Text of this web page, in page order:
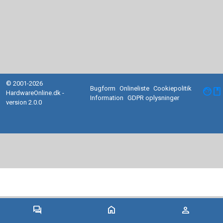
forum home person
© 2001-2026
HardwareOnline.dk -
version 2.0.0
Bugform Onlineliste Cookiepolitik
Information
GDPR oplysninger facebook